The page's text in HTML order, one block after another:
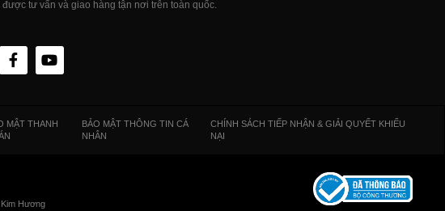
tư vấn và giao hàng tận nơi trên toàn quốc.
MẬT THANH
BẢO MẬT THÔNG TIN CÁ
NHÂN
CHÍNH SÁCH TIẾP NHẬN & GIẢI QUYẾT KHIẾU
NẠI
Hương